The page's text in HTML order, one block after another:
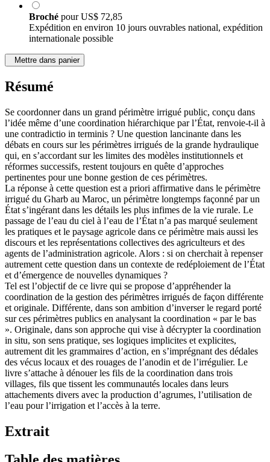
Broché pourUS$ 72,85
Expédition en environ 10 jours ouvrables national, expédition
internationale possible
Mettre dans panier
Résumé
Se coordonner dans un grand périmètre irrigué public, conçu dans
l’idée même d’une coordination hiérarchique par l’État, renvoie-t-il à
une contradictio in terminis ? Une question lancinante dans les
débats en cours sur les périmètres irrigués de la grande hydraulique
qui, en s’accordant sur les limites des modèles institutionnels et
réformes successifs, restent toujours en quête d’approches
pertinentes pour une bonne gestion de ces périmètres.
La réponse à cette question est a priori affirmative dans le périmètre
irrigué du Gharb au Maroc, un périmètre longtemps façonné par un
État s’ingérant dans les détails les plus infimes de la vie rurale. Le
passage de l’eau du ciel à l’eau de l’État n’a pas marqué seulement
les pratiques et le paysage agricole dans ce périmètre mais aussi les
discours et les représentations collectives des agriculteurs et des
agents de l’administration agricole. Alors : si on cherchait à repenser
autrement cette question dans un contexte de redéploiement de l’État
et d’émergence de nouvelles dynamiques ?
Tel est l’objectif de ce livre qui se propose d’appréhender la
coordination de la gestion des périmètres irrigués de façon différente
et originale. Différente, dans son ambition d’inverser le regard porté
sur ces périmètres publics en analysant la coordination « par le bas
». Originale, dans son approche qui vise à décrypter la coordination
in situ, son sens pratique, ses logiques implicites et explicites,
autrement dit les grammaires d’action, en s’imprégnant des dédales
des vécus locaux et des rouages de l’anodin et de l’irrégulier. Le
livre s’attache à dénouer les fils de la coordination dans trois
villages, fils que tissent les communautés locales dans leurs
attachements divers avec la production d’agrumes, l’utilisation de
l’eau pour l’irrigation et l’accès à la terre.
Extrait